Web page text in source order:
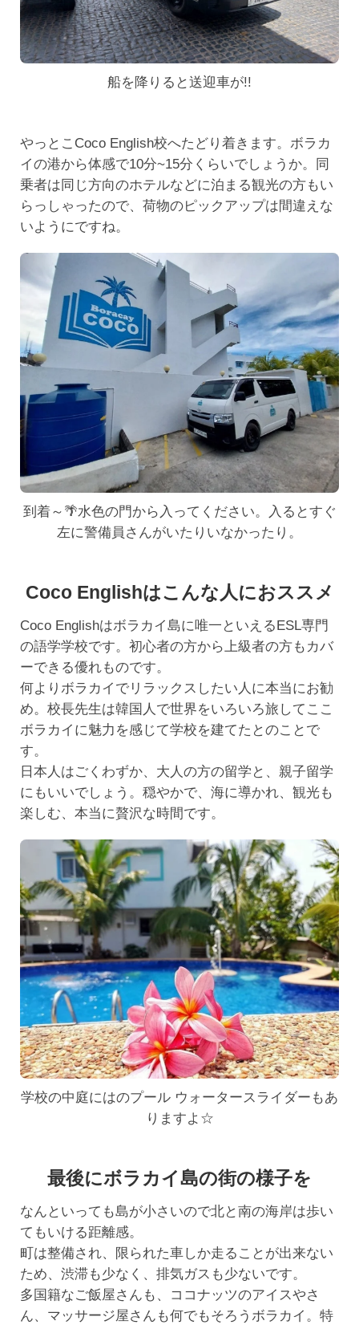
船を降りると送迎車が!!
やっとこCoco English校へたどり着きます。ボラカ
イの港から体感で10分~15分くらいでしょうか。同
乗者は同じ方向のホテルなどに泊まる観光の方もい
らっしゃったので、荷物のピックアップは間違えな
いようにですね。
到着～🌴水色の門から入ってください。入るとすぐ
左に警備員さんがいたりいなかったり。
Coco Englishはこんな人におススメ
Coco Englishはボラカイ島に唯一といえるESL専門
の語学学校です。初心者の方から上級者の方もカバ
ーできる優れものです。
何よりボラカイでリラックスしたい人に本当にお勧
め。校長先生は韓国人で世界をいろいろ旅してここ
ボラカイに魅力を感じて学校を建てたとのことで
す。
日本人はごくわずか、大人の方の留学と、親子留学
にもいいでしょう。穏やかで、海に導かれ、観光も
楽しむ、本当に贅沢な時間です。
学校の中庭にはのプール ウォータースライダーもあ
りますよ☆
最後にボラカイ島の街の様子を
なんといっても島が小さいので北と南の海岸は歩い
てもいける距離感。
町は整備され、限られた車しか走ることが出来ない
ため、渋滞も少なく、排気ガスも少ないです。
多国籍なご飯屋さんも、ココナッツのアイスやさ
ん、マッサージ屋さんも何でもそろうボラカイ。特